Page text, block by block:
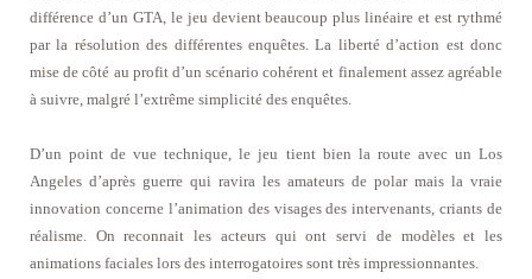
différence d’un GTA, le jeu devient beaucoup plus linéaire et est rythmé
par la résolution des différentes enquêtes. La liberté d’action est donc
mise de côté au profit d’un scénario cohérent et finalement assez agréable
à suivre, malgré l’extrême simplicité des enquêtes.
D’un point de vue technique, le jeu tient bien la route avec un Los
Angeles d’après guerre qui ravira les amateurs de polar mais la vraie
innovation concerne l’animation des visages des intervenants, criants de
réalisme. On reconnait les acteurs qui ont servi de modèles et les
animations faciales lors des interrogatoires sont très impressionnantes.